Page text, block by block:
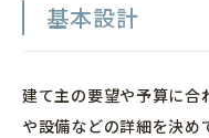
基本設計
建て主の要望や予算に合
や設備などの詳細を決め